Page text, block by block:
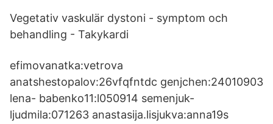
Vegetativ vaskulär dystoni - symptom och
behandling - Takykardi
efimovanatka:vetrova
anatshestopalov:26vfqfntdc genjchen:24010903
lena- babenko11:l050914 semenjuk-
ljudmila:071263 anastasija.lisjukva:anna19s